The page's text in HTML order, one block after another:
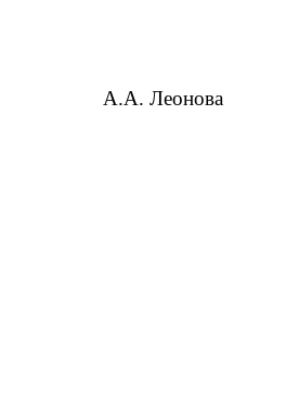
А.А. Леонова